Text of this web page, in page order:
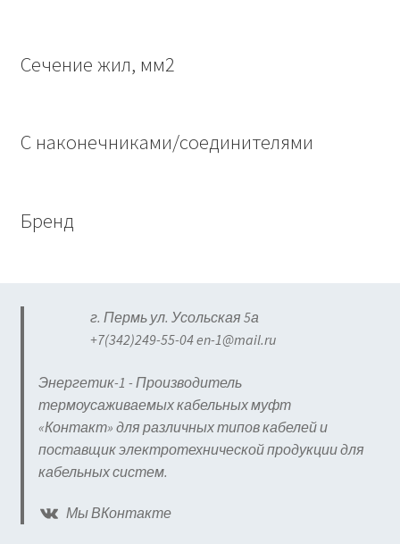
Сечение жил, мм2
С наконечниками/соединителями
Бренд
г. Пермь ул. Усольская 5а
+7(342)249-55-04 en-1@mail.ru
Энергетик-1 - Производитель
термоусаживаемых кабельных муфт
«Контакт» для различных типов кабелей и
поставщик электротехнической продукции для
кабельных систем.
Мы ВКонтакте